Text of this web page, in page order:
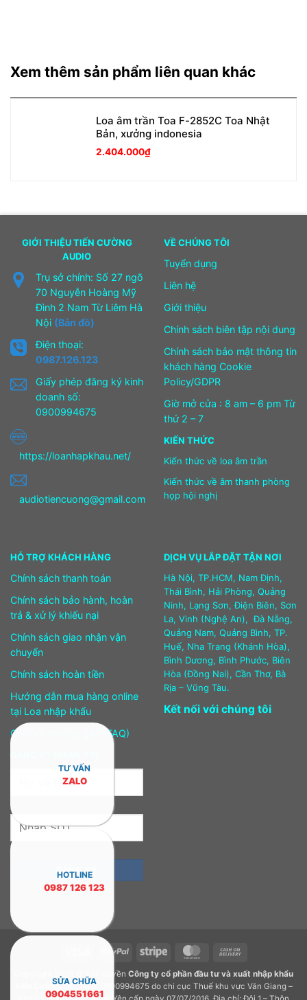
Xem thêm sản phẩm liên quan khác
Loa âm trần Toa F-2852C Toa Nhật
Bản, xưởng indonesia
2.404.000₫
GIỚI THIỆU TIẾN CƯỜNG
AUDIO
Trụ sở chính: Số 27 ngõ
70 Nguyễn Hoàng Mỹ
Đình 2 Nam Từ Liêm Hà
Nội (Bản đồ)
Điện thoại:
0987.126.123
Giấy phép đăng ký kinh
doanh số:
0900994675
https://loanhapkhau.net/
audiotiencuong@gmail.com
VỀ CHÚNG TÔI
Tuyển dụng
Liên hệ
Giới thiệu
Chính sách biên tập nội dung
Chính sách bảo mật thông tin
khách hàng Cookie
Policy/GDPR
Giờ mở cửa : 8 am – 6 pm Từ
thứ 2 – 7
KIẾN THỨC
Kiến thức về loa âm trần
Kiến thức về âm thanh phòng
họp hội nghị
HỖ TRỢ KHÁCH HÀNG
Chính sách thanh toán
Chính sách bảo hành, hoàn
trả & xử lý khiếu nại
Chính sách giao nhận vận
chuyển
Chính sách hoàn tiền
Hướng dẫn mua hàng online
tại Loa nhập khẩu
Câu hỏi thường gặp (FAQ)
DỊCH VỤ LẮP ĐẶT TẬN NƠI
Hà Nội, TP.HCM, Nam Định,
Thái Bình, Hải Phòng, Quảng
Ninh, Lạng Sơn, Điện Biên, Sơn
La, Vinh (Nghệ An), Đà Nẵng,
Quảng Nam, Quảng Bình, TP.
Huế, Nha Trang (Khánh Hòa),
Bình Dương, Bình Phước, Biên
Hòa (Đồng Nai), Cần Thơ, Bà
Rịa – Vũng Tàu.
Kết nối với chúng tôi
PayPal Stripe MasterCard
Delivery
Copyright 2026 © Bản quyền Công ty cổ phần đầu tư và xuất nhập khẩu
Tiến Cường.GPDKKD: 0900994675 do chi cục Thuế khu vực Văn Giang –
TƯ VẤN
ZALO
HOTLINE
0987 126 123
SỬA CHỮA
0904551661